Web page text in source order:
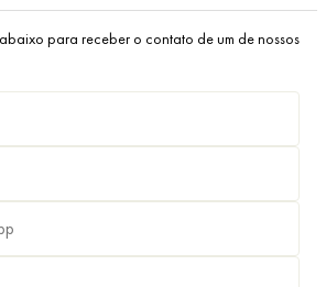
para receber o contato de um de nossos